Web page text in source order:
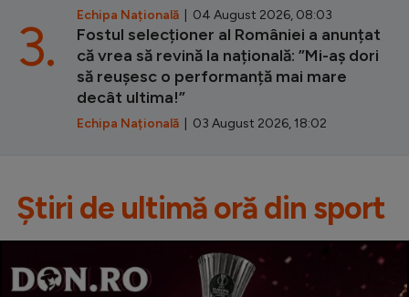
Echipa Națională | 04 August 2026, 08:03
Fostul selecționer al României a anunțat
că vrea să revină la națională: ”Mi-aș dori
să reușesc o performanță mai mare
decât ultima!”
Echipa Națională | 03 August 2026, 18:02
3.
Știri de ultimă oră din sport